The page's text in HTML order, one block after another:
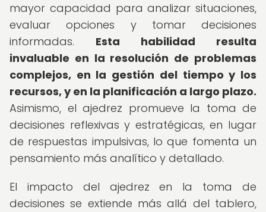
mayor capacidad para analizar situaciones,
evaluar opciones y tomar decisiones
informadas. Esta habilidad resulta
invaluable en la resolución de problemas
complejos, en la gestión del tiempo y los
recursos, y en la planificación a largo plazo.
Asimismo, el ajedrez promueve la toma de
decisiones reflexivas y estratégicas, en lugar
de respuestas impulsivas, lo que fomenta un
pensamiento más analítico y detallado.
El impacto del ajedrez en la toma de
decisiones se extiende más allá del tablero,